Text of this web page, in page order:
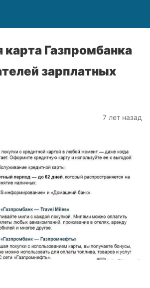
карта Газпромбанка
зарплатных
7 лет назад